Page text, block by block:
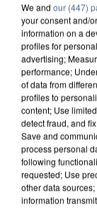
LES
We and our (447)
your consent and/
information on a
profiles for
advertising;
performance;
of data from
profiles to
content; Use
detect fraud, and
Save and
process personal
following
requested; Use
other data
information